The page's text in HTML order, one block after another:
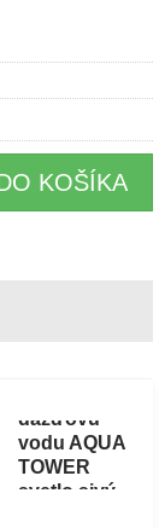
KOŠÍKA
dažďovú
vodu AQUA
TOWER
svetlo sivý